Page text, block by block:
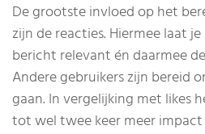
De grootste invloed op het
zijn de reacties. Hiermee laat
bericht relevant én daarmee
Andere gebruikers zijn bereid
gaan. In vergelijking met likes
tot wel twee keer meer